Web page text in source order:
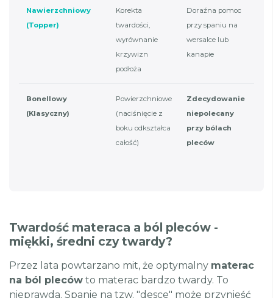
Nawierzchniowy
(Topper)
Korekta
twardości,
wyrównanie
krzywizn
podłoża
Doraźna pomoc
przy spaniu na
wersalce lub
kanapie
Bonellowy
(Klasyczny)
Powierzchniowe
(naciśnięcie z
boku odkształca
całość)
Zdecydowanie
niepolecany
przy bólach
pleców
Twardość materaca a ból pleców -
miękki, średni czy twardy?
Przez lata powtarzano mit, że optymalny materac
na ból pleców to materac bardzo twardy. To
nieprawda. Spanie na tzw. "desce" może przynieść